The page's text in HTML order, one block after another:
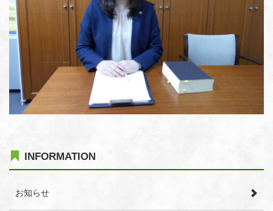
INFORMATION
お知らせ